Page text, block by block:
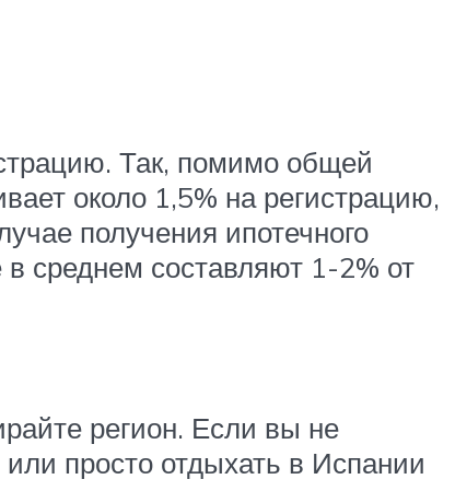
Так, помимо общей
около 1,5% на регистрацию,
получения ипотечного
среднем составляют 1-2% от
регион. Если вы не
просто отдыхать в Испании